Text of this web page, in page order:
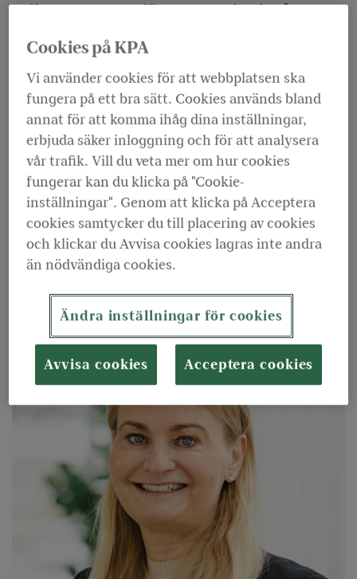
Folksamgruppen, där KPA Pension ingår,
investerar 2,7 miljarder kronor i fonden Arjun
Infrastructure Alliance Europe 3. Fonden
satsar på etablerad infrastruktur med stabil
drift i Västeuropa, till exempel inom
energiinfrastruktur, digital infrastruktur,
transporter samt avfall och återvinning.
Många av tillgångarna täcks av långa avtal, eller har
reglerade intäkter, vilket ger stabila och
förutsägbara kassaflöden. Samtidigt finns
möjligheter att utveckla verksamheterna vidare
genom till exempel effektiviseringar,
uppgraderingar eller viss expansion.
Cookies på KPA
Vi använder cookies för att webbplatsen ska
fungera på ett bra sätt. Cookies används bland
annat för att komma ihåg dina inställningar,
erbjuda säker inloggning och för att analysera
vår trafik. Vill du veta mer om hur cookies
fungerar kan du klicka på "Cookie-
inställningar". Genom att klicka på Acceptera
cookies samtycker du till placering av cookies
och klickar du Avvisa cookies lagras inte andra
än nödvändiga cookies.
Ändra inställningar för cookies
Avvisa cookies Acceptera cookies